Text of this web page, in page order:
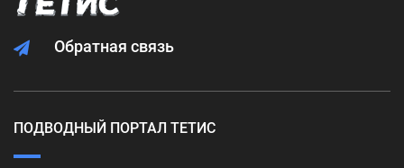
Обратная связь
ПОДВОДНЫЙ ПОРТАЛ ТЕТИС